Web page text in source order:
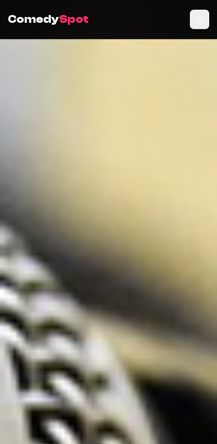
ComedySpot